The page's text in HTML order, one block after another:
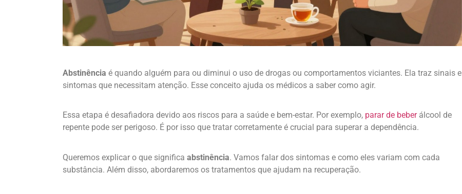
Abstinência é quando alguém para ou diminui o uso de drogas ou comportamentos viciantes. Ela traz sinais e
sintomas que necessitam atenção. Esse conceito ajuda os médicos a saber como agir.
Essa etapa é desafiadora devido aos riscos para a saúde e bem-estar. Por exemplo, parar de beberálcool de
repente pode ser perigoso. É por isso que tratar corretamente é crucial para superar a dependência.
Queremos explicar o que significa abstinência. Vamos falar dos sintomas e como eles variam com cada
substância. Além disso, abordaremos os tratamentos que ajudam na recuperação.